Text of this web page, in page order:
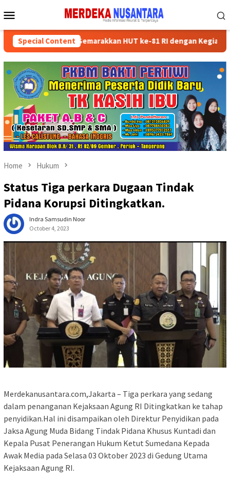
to
Menu
Special Content
Partai Semarakkan HUT ke-81 RI dengan Kegiatan Sosial
Home Hukum
Status Tiga perkara Dugaan Tindak
Pidana Korupsi Ditingkatkan.
Indra Samsudin Noor
October 4, 2023
Merdekanusantara.com,Jakarta – Tiga perkara yang sedang
dalam penanganan Kejaksaan Agung RI Ditingkatkan ke tahap
penyidikan.Hal ini disampaikan oleh Direktur Penyidikan pada
Jaksa Agung Muda Bidang Tindak Pidana Khusus Kuntadi dan
Kepala Pusat Penerangan Hukum Ketut Sumedana Kepada
Awak Media pada Selasa 03 Oktober 2023 di Gedung Utama
Kejaksaan Agung RI.